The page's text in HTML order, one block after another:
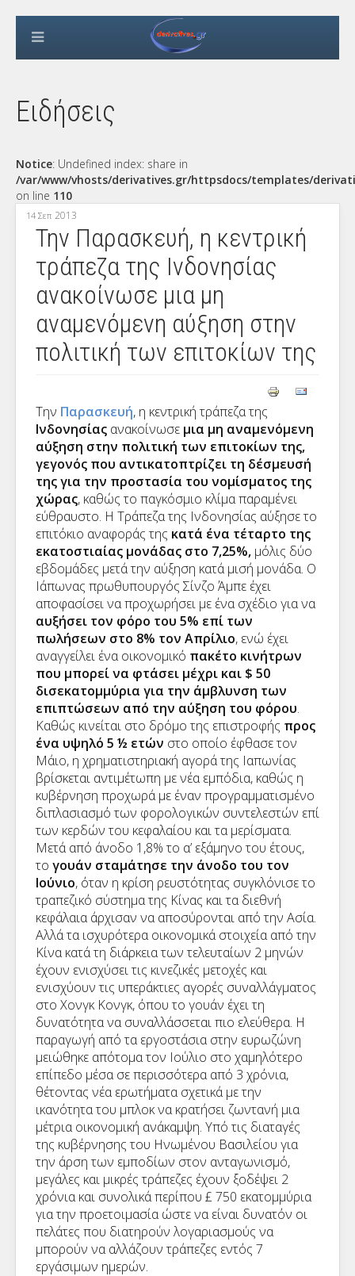
Ειδήσεις
Notice: Undefined index: share in
/var/www/vhosts/derivatives.gr/httpsdocs/templates/
on line 110
14 Σεπ 2013
Την Παρασκευή, η κεντρική
τράπεζα της Ινδονησίας
ανακοίνωσε μια μη
αναμενόμενη αύξηση στην
πολιτική των επιτοκίων της
Την Παρασκευή, η κεντρική τράπεζα της
Ινδονησίας ανακοίνωσε μια μη αναμενόμενη
αύξηση στην πολιτική των επιτοκίων της,
γεγονός που αντικατοπτρίζει τη δέσμευσή
της για την προστασία του νομίσματος της
χώρας, καθώς το παγκόσμιο κλίμα παραμένει
εύθραυστο. Η Τράπεζα της Ινδονησίας αύξησε το
επιτόκιο αναφοράς της κατά ένα τέταρτο της
εκατοστιαίας μονάδας στο 7,25%, μόλις δύο
εβδομάδες μετά την αύξηση κατά μισή μονάδα. Ο
Ιάπωνας πρωθυπουργός Σίνζο Άμπε έχει
αποφασίσει να προχωρήσει με ένα σχέδιο για να
αυξήσει τον φόρο του 5% επί των
πωλήσεων στο 8% τον Απρίλιο, ενώ έχει
αναγγείλει ένα οικονομικό πακέτο κινήτρων
που μπορεί να φτάσει μέχρι και $ 50
δισεκατομμύρια για την άμβλυνση των
επιπτώσεων από την αύξηση του φόρου.
Καθώς κινείται στο δρόμο της επιστροφής προς
ένα υψηλό 5 ½ ετών στο οποίο έφθασε τον
Μάιο, η χρηματιστηριακή αγορά της Ιαπωνίας
βρίσκεται αντιμέτωπη με νέα εμπόδια, καθώς η
κυβέρνηση προχωρά με έναν προγραμματισμένο
διπλασιασμό των φορολογικών συντελεστών επί
των κερδών του κεφαλαίου και τα μερίσματα.
Μετά από άνοδο 1,8% το α’ εξάμηνο του έτους,
το γουάν σταμάτησε την άνοδο του τον
Ιούνιο, όταν η κρίση ρευστότητας συγκλόνισε το
τραπεζικό σύστημα της Κίνας και τα διεθνή
κεφάλαια άρχισαν να αποσύρονται από την Ασία.
Αλλά τα ισχυρότερα οικονομικά στοιχεία από την
Κίνα κατά τη διάρκεια των τελευταίων 2 μηνών
έχουν ενισχύσει τις κινεζικές μετοχές και
ενισχύουν τις υπεράκτιες αγορές συναλλάγματος
στο Χονγκ Κονγκ, όπου το γουάν έχει τη
δυνατότητα να συναλλάσσεται πιο ελεύθερα. Η
παραγωγή από τα εργοστάσια στην ευρωζώνη
μειώθηκε απότομα τον Ιούλιο στο χαμηλότερο
επίπεδο μέσα σε περισσότερα από 3 χρόνια,
θέτοντας νέα ερωτήματα σχετικά με την
ικανότητα του μπλοκ να κρατήσει ζωντανή μια
μέτρια οικονομική ανάκαμψη. Υπό τις διαταγές
της κυβέρνησης του Ηνωμένου Βασιλείου για
την άρση των εμποδίων στον ανταγωνισμό,
μεγάλες και μικρές τράπεζες έχουν ξοδέψει 2
χρόνια και συνολικά περίπου £ 750 εκατομμύρια
για την προετοιμασία ώστε να είναι δυνατόν οι
πελάτες που διατηρούν λογαριασμούς να
μπορούν να αλλάζουν τράπεζες εντός 7
εργάσιμων ημερών.